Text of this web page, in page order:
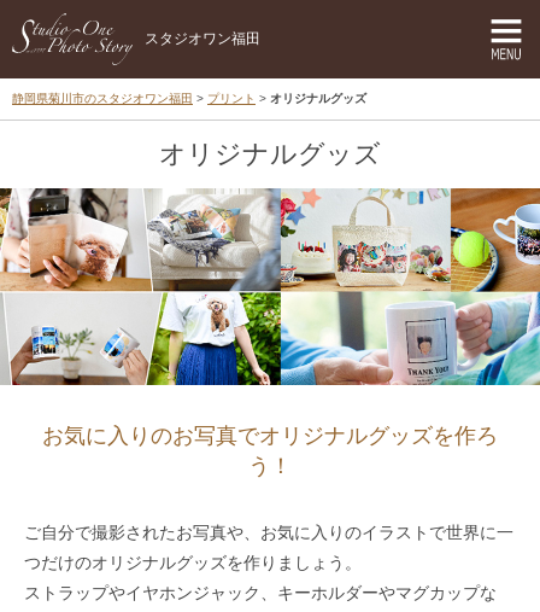
スタジオワン福田
静岡県菊川市のスタジオワン福田 プリント オリジナルグッズ
オリジナルグッズ
お気に入りのお写真でオリジナルグッズを作ろ
う！
ご自分で撮影されたお写真や、お気に入りのイラストで世界に一
つだけのオリジナルグッズを作りましょう。
ストラップやイヤホンジャック、キーホルダーやマグカップな